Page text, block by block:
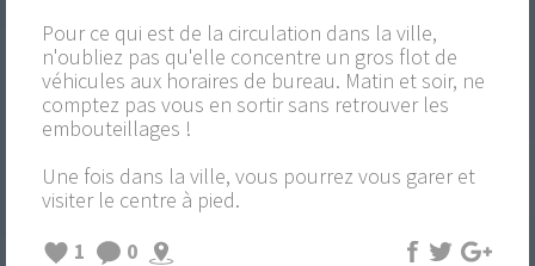
Pour ce qui est de la circulation dans la ville,
n'oubliez pas qu'elle concentre un gros flot de
véhicules aux horaires de bureau. Matin et soir, ne
comptez pas vous en sortir sans retrouver les
embouteillages !
Une fois dans la ville, vous pourrez vous garer et
visiter le centre à pied.
1
0